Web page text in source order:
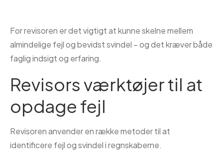
For revisoren er det vigtigt at kunne skelne mellem
almindelige fejl og bevidst svindel – og det kræver både
faglig indsigt og erfaring.
Revisors værktøjer til at
opdage fejl
Revisoren anvender en række metoder til at
identificere fejl og svindel i regnskaberne.